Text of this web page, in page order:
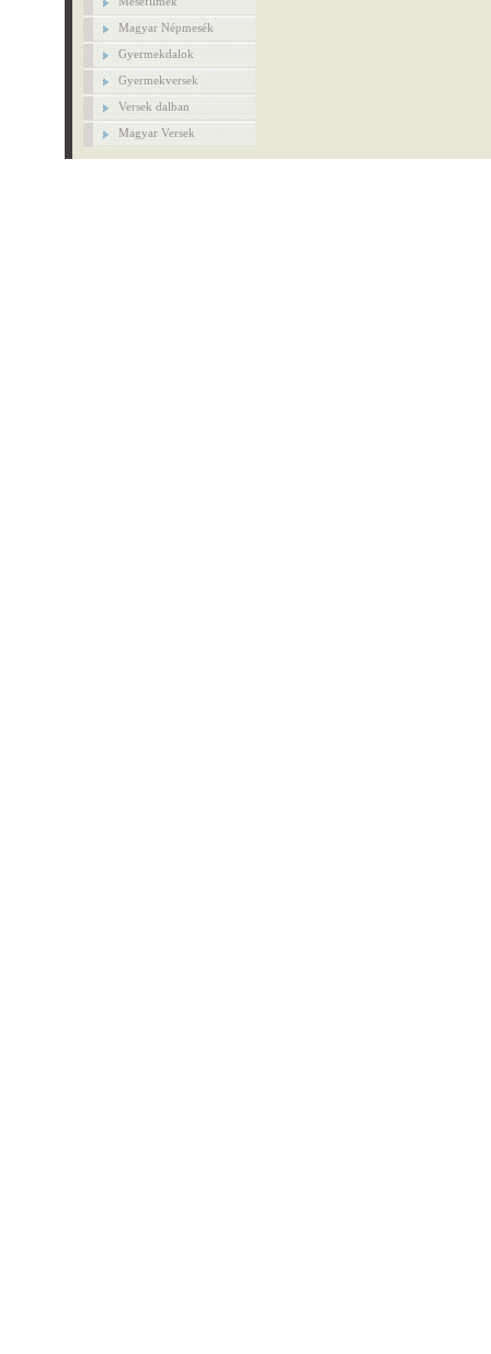
Magyar Népmesék
Gyermekdalok
Gyermekversek
Versek dalban
Magyar Versek